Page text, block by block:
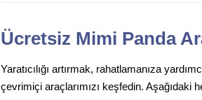
Ücretsiz Mimi Panda
Yaratıcılığı artırmak, rahatlamanıza
çevrimiçi araçlarımızı keşfedin. Aşağıdaki